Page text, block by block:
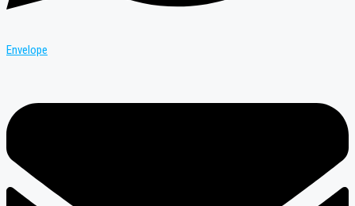
Envelope